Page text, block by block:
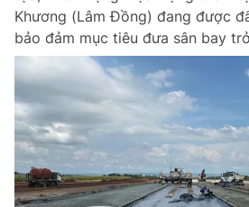
Khương (Lâm Đồng) đang được
bảo đảm mục tiêu đưa sân bay